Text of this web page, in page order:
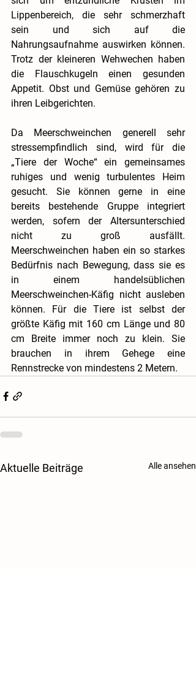
Lippenbereich, die sehr schmerzhaft
sein und sich auf die
Nahrungsaufnahme auswirken können.
Trotz der kleineren Wehwechen haben
die Flauschkugeln einen gesunden
Appetit. Obst und Gemüse gehören zu
ihren Leibgerichten.
Da Meerschweinchen generell sehr
stressempfindlich sind, wird für die
„Tiere der Woche“ ein gemeinsames
ruhiges und wenig turbulentes Heim
gesucht. Sie können gerne in eine
bereits bestehende Gruppe integriert
werden, sofern der Altersunterschied
nicht zu groß ausfällt.
Meerschweinchen haben ein so starkes
Bedürfnis nach Bewegung, dass sie es
in einem handelsüblichen
Meerschweinchen-Käfig nicht ausleben
können. Für die Tiere ist selbst der
größte Käfig mit 160 cm Länge und 80
cm Breite immer noch zu klein. Sie
brauchen in ihrem Gehege eine
Rennstrecke von mindestens 2 Metern.
Aktuelle Beiträge Alle ansehen